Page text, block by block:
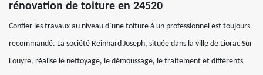
rénovation de toiture en 24520
Confier les travaux au niveau d’une toiture à un professionnel est toujours
recommandé. La société Reinhard Joseph, située dans la ville de Liorac Sur
Louyre, réalise le nettoyage, le démoussage, le traitement et différents